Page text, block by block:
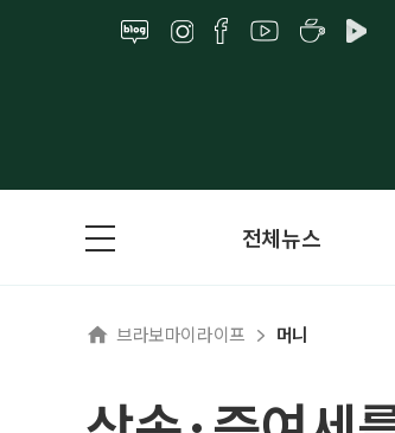
전체뉴스
브라보마이라이프 머니